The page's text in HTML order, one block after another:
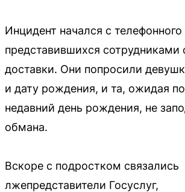
Инцидент начался с
представившихся
доставки. Они попросили
и дату рождения, и та, ожидая
недавний день рождения, не
обмана.
Вскоре с подростком связались
лжепредставители Госуслуг,